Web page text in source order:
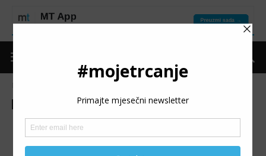
Moje iskustvo
MILOŠ KLINDO: Kakav dan u
Kopenhagenu!